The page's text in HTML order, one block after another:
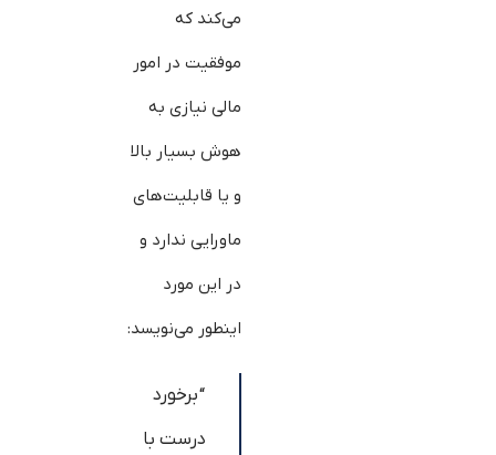
می‌کند که
موفقیت در امور
مالی نیازی به
هوش بسیار بالا
و یا قابلیت‌های
ماورایی ندارد و
در این مورد
این‎طور می‌نویسد:
“برخورد
درست با